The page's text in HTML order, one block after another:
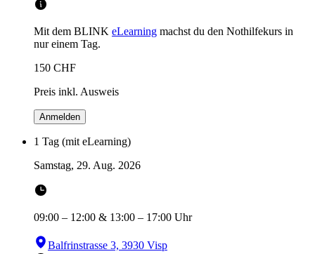
Mit dem BLINK eLearning machst du den Nothilfekurs in
nur einem Tag.
150 CHF
Preis inkl. Ausweis
Anmelden
1 Tag (mit eLearning)
Samstag, 29. Aug. 2026
09:00 – 12:00 & 13:00 – 17:00 Uhr
Balfrinstrasse 3, 3930 Visp